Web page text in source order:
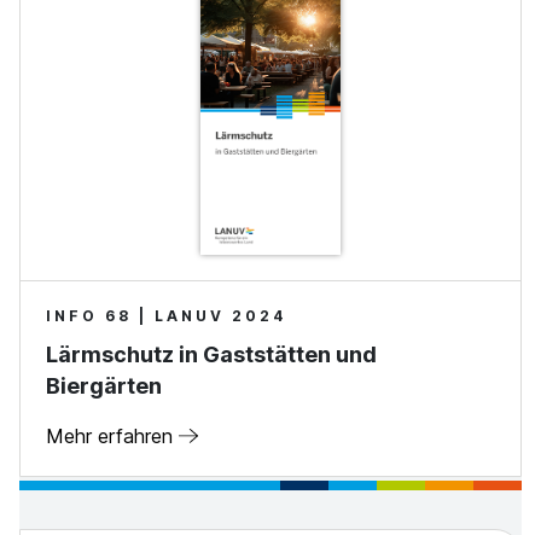
INFO 68 | LANUV 2024
Lärmschutz in Gaststätten und
Biergärten
Mehr erfahren